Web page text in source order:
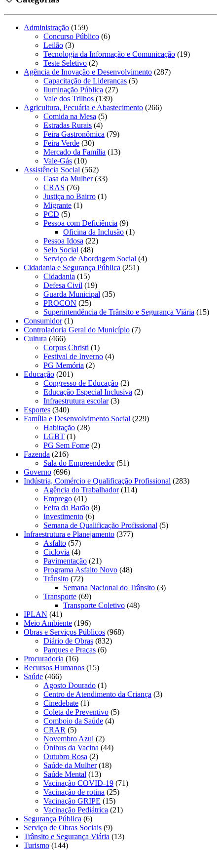
Administração (159)
Concurso Público (6)
Leilão (3)
Tecnologia da Informação e Comunicação (19)
Teste Seletivo (2)
Agência de Inovação e Desenvolvimento (287)
Capacitação de Lideranças (5)
Iluminação Pública (27)
Vale dos Trilhos (139)
Agricultura, Pecuária e Abastecimento (266)
Comida na Mesa (5)
Estradas Rurais (4)
Feira Gastronômica (79)
Feira Verde (30)
Mercado da Família (13)
Vale-Gás (10)
Assistência Social (562)
Casa da Mulher(33)
CRAS (76)
Justiça no Bairro (1)
Migrante (1)
PCD (5)
Pessoa com Deficiência (9)
Oficina da Inclusão (1)
Pessoa Idosa (22)
Selo Social (48)
Serviço de Abordagem Social (4)
Cidadania e Segurança Pública (251)
Cidadania (15)
Defesa Civil (19)
Guarda Municipal (35)
PROCON (25)
Superintendência de Trânsito e Segurança Viária (15)
Consumidor(1)
Controladoria Geral do Município (7)
Cultura (466)
Corpus Christi (1)
Festival de Inverno (4)
PG Memória (2)
Educação (201)
Congresso de Educação (2)
Educação Especial Inclusiva (2)
Infraestrutura escolar(3)
Esportes (340)
Família e Desenvolvimento Social (229)
Habitação (28)
LGBT (1)
PG Sem Fome (2)
Fazenda (216)
Sala do Empreendedor(51)
Governo (696)
Indústria, Comércio e Qualificação Profissional (283)
Agência do Trabalhador(114)
Emprego (41)
Feira da Barão (8)
Investimento (6)
Semana de Qualificação Profissional (5)
Infraestrutura e Planejamento (377)
Asfalto (57)
Ciclovia (4)
Pavimentação (21)
Programa Asfalto Novo (48)
Trânsito (72)
Semana Nacional do Trânsito (3)
Transporte (69)
Transporte Coletivo (48)
IPLAN (41)
Meio Ambiente (196)
Obras e Serviços Públicos (968)
Diário de Obras (832)
Parques e Praças (6)
Procuradoria (16)
Recursos Humanos (15)
Saúde (466)
Agosto Dourado (1)
Centro de Atendimento da Criança (3)
Cinedebate (1)
Coleta de Preventivo (5)
Comboio da Saúde (4)
CRAR (5)
Novembro Azul (2)
Ônibus da Vacina (44)
Outubro Rosa (2)
Saúde da Mulher(18)
Saúde Mental (13)
Vacinação COVID-19 (71)
Vacinação de rotina (25)
Vacinação GRIPE (15)
Vacinação Pediátrica (21)
Segurança Pública (6)
Serviço de Obras Sociais (9)
Trânsito e Segurança Viária (13)
Turismo (144)